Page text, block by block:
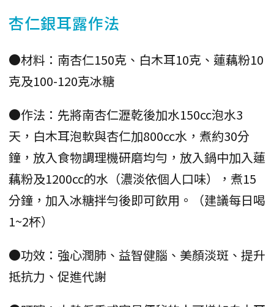
杏仁銀耳露作法
●材料：南杏仁150克、白木耳10克、蓮藕粉10
克及100-120克冰糖
●作法：先將南杏仁瀝乾後加水150cc泡水3
天，白木耳泡軟與杏仁加800cc水，煮約30分
鐘，放入食物調理機研磨均勻，放入鍋中加入蓮
藕粉及1200cc的水（濃淡依個人口味），煮15
分鐘，加入冰糖拌勻後即可飲用。（建議每日喝
1~2杯）
●功效：強心潤肺、益智健腦、美顏淡斑、提升
抵抗力、促進代謝